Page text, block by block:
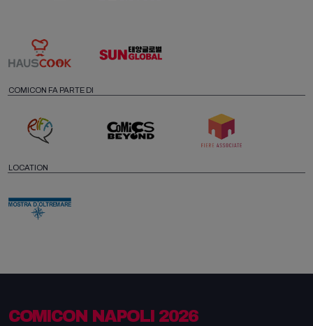
COMICON FA PARTE DI
LOCATION
COMICON NAPOLI 2026